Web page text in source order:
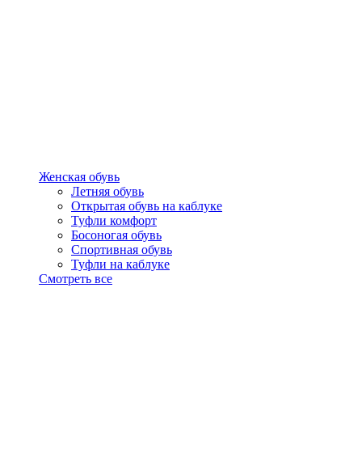
Женская обувь
Летняя обувь
Открытая обувь на каблуке
Туфли комфорт
Босоногая обувь
Спортивная обувь
Туфли на каблуке
Смотреть все